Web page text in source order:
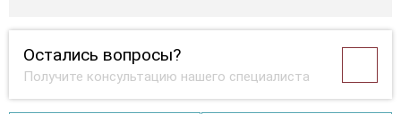
Остались вопросы?
Получите консультацию нашего специалиста